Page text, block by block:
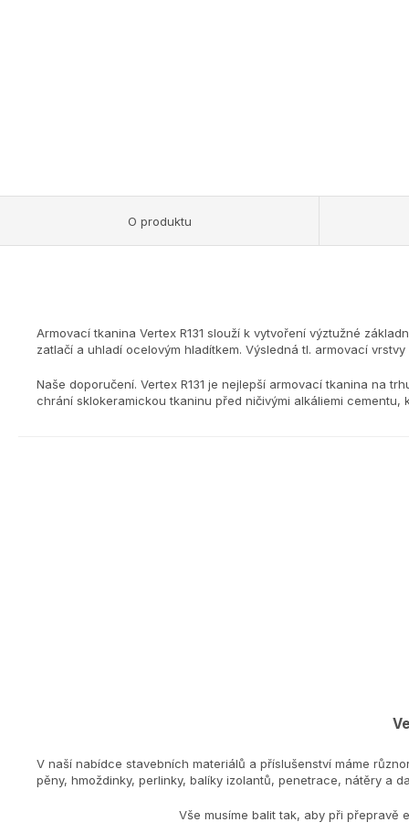
O produktu
Armovací tkanina Vertex R131 slouží k vytvoření výztužné
zatlačí a uhladí ocelovým hladítkem. Výsledná tl. armovací
Naše doporučení. Vertex R131 je nejlepší armovací tkanina na
chrání sklokeramickou tkaninu před ničivými alkáliemi
V naší nabídce stavebních materiálů a příslušenství máme
pěny, hmoždinky, perlinky, balíky izolantů, penetrace, nátěry a
Vše musíme balit tak, aby při přepravě